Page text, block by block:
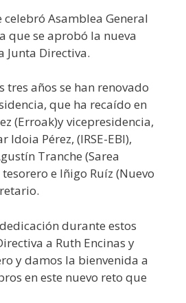
celebró Asamblea General
que se aprobó la nueva
Junta Directiva.
tres años se han renovado
que ha recaído en
(Erroak)y vicepresidencia,
Idoia Pérez, (IRSE-EBI),
Tranche (Sarea
e Iñigo Ruíz (Nuevo
durante estos
a Ruth Encinas y
y damos la bienvenida a
en este nuevo reto que